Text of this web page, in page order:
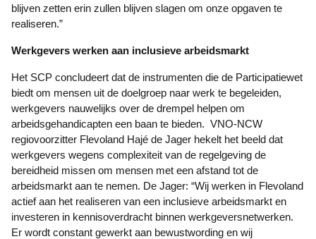
blijven zetten erin zullen blijven slagen om onze opgaven te
realiseren.”
Werkgevers werken aan inclusieve arbeidsmarkt
Het SCP concludeert dat de instrumenten die de Participatiewet
biedt om mensen uit de doelgroep naar werk te begeleiden,
werkgevers nauwelijks over de drempel helpen om
arbeidsgehandicapten een baan te bieden. VNO-NCW
regiovoorzitter Flevoland Hajé de Jager hekelt het beeld dat
werkgevers wegens complexiteit van de regelgeving de
bereidheid missen om mensen met een afstand tot de
arbeidsmarkt aan te nemen. De Jager: “Wij werken in Flevoland
actief aan het realiseren van een inclusieve arbeidsmarkt en
investeren in kennisoverdracht binnen werkgeversnetwerken.
Er wordt constant gewerkt aan bewustwording en wij